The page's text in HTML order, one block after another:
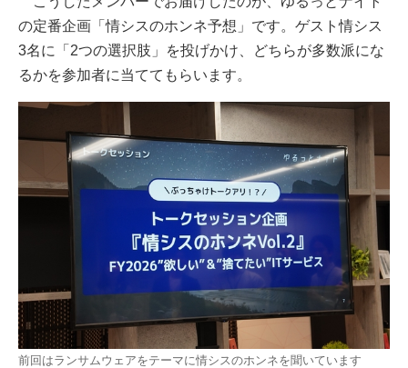
の定番企画「情シスのホンネ予想」です。ゲスト情シス
3名に「2つの選択肢」を投げかけ、どちらが多数派にな
るかを参加者に当ててもらいます。
前回はランサムウェアをテーマに情シスのホンネを聞いています